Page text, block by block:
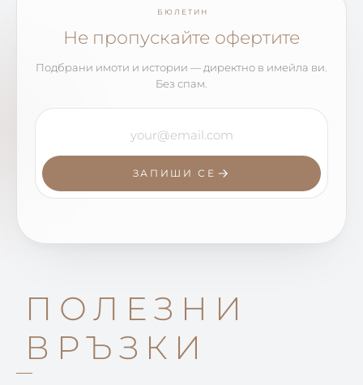
БЮЛЕТИН
Не пропускайте офертите
Подбрани имоти и истории — директно в имейла ви.
Без спам.
ЗАПИШИ СЕ
ПОЛЕЗНИ
ВРЪЗКИ